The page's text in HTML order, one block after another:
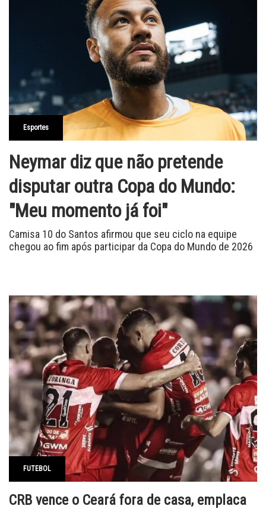
Esportes
Neymar diz que não pretende
disputar outra Copa do Mundo:
"Meu momento já foi"
Camisa 10 do Santos afirmou que seu ciclo na equipe
chegou ao fim após participar da Copa do Mundo de 2026
FUTEBOL
CRB vence o Ceará fora de casa, emplaca